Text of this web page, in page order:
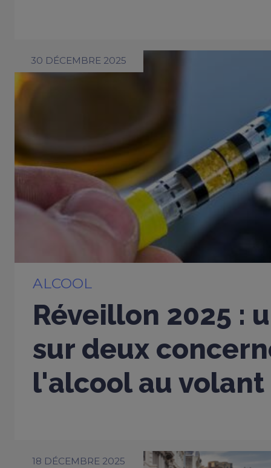
30 DÉCEMBRE 2025
ALCOOL
Réveillon 2025 :
sur deux
l'alcool au volant
18 DÉCEMBRE 2025